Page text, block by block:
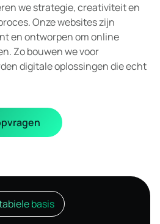
we strategie, creativiteit en
Onze websites zijn
en ontworpen om online
Zo bouwen we voor
digitale oplossingen die echt
basis